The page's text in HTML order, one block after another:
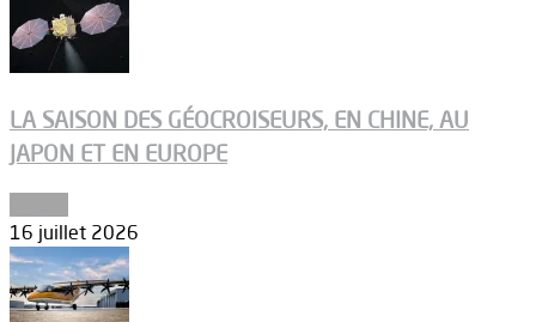
LA SAISON DES GÉOCROISEURS, EN CHINE, AU
JAPON ET EN EUROPE
16 juillet 2026